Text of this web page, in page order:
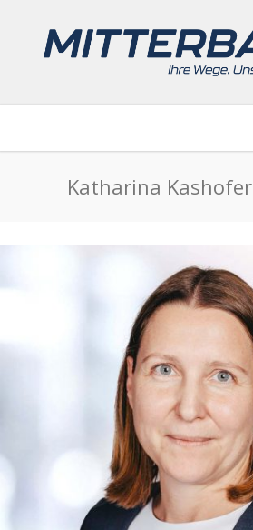
Katharina Kashofer